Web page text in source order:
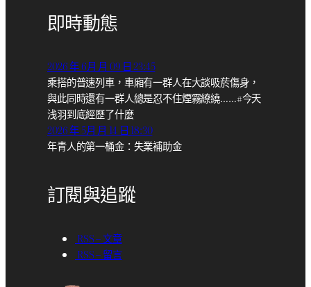
即時動態
2026 年 6月 月 09 日 23:45
乘搭的普速列車，車廂有一群人在大談吸菸傷身，
與此同時還有一群人總是忍不住煙霧繚繞……#今天
浅羽到底經歷了什麼
2026 年 5月 月 14 日 18:30
年青人的第一桶金：失業補助金
訂閱與追蹤
RSS – 文章
RSS – 留言